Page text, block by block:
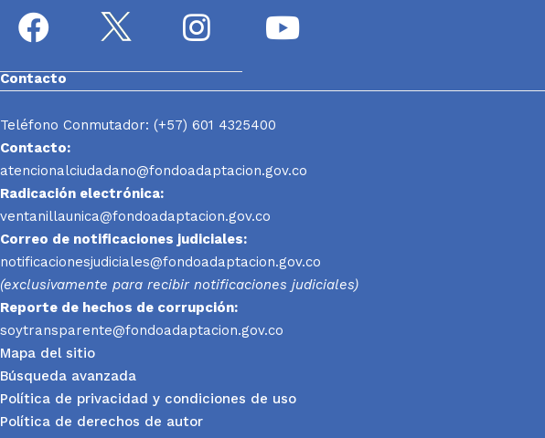
Contacto
Teléfono Conmutador: (+57) 601 4325400
Contacto:
atencionalciudadano@fondoadaptacion.gov.co
Radicación electrónica:
ventanillaunica@fondoadaptacion.gov.co
Correo de notificaciones judiciales:
notificacionesjudiciales@fondoadaptacion.gov.co
(exclusivamente para recibir notificaciones judiciales)
Reporte de hechos de corrupción:
soytransparente@fondoadaptacion.gov.co
Mapa del sitio
Búsqueda avanzada
Política de privacidad y condiciones de uso
Política de derechos de autor